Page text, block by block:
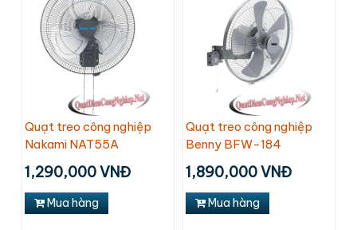
Quạt treo công nghiệp
Nakami NAT55A
1,290,000 VNĐ
Mua hàng
Quạt treo công nghiệp
Benny BFW-184
1,890,000 VNĐ
Mua hàng